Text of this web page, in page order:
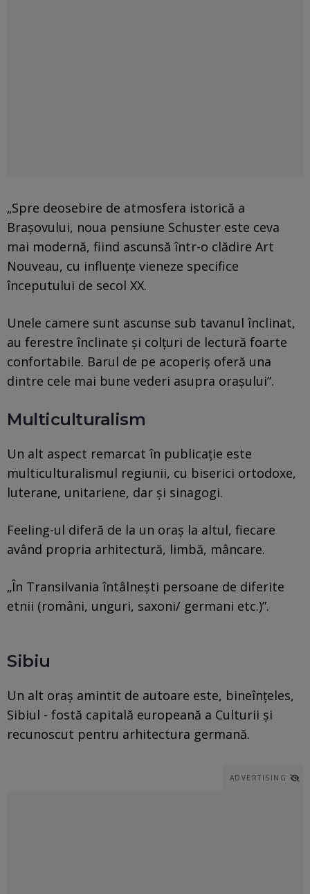
„Spre deosebire de atmosfera istorică a
Brașovului, noua pensiune Schuster este ceva
mai modernă, fiind ascunsă într-o clădire Art
Nouveau, cu influențe vieneze specifice
începutului de secol XX.
Unele camere sunt ascunse sub tavanul înclinat,
au ferestre înclinate și colțuri de lectură foarte
confortabile. Barul de pe acoperiș oferă una
dintre cele mai bune vederi asupra orașului”.
Multiculturalism
Un alt aspect remarcat în publicație este
multiculturalismul regiunii, cu biserici ortodoxe,
luterane, unitariene, dar și sinagogi.
Feeling-ul diferă de la un oraș la altul, fiecare
având propria arhitectură, limbă, mâncare.
„În Transilvania întâlnești persoane de diferite
etnii (români, unguri, saxoni/ germani etc.)”.
Sibiu
Un alt oraș amintit de autoare este, bineînțeles,
Sibiul - fostă capitală europeană a Culturii și
recunoscut pentru arhitectura germană.
ADVERTISING